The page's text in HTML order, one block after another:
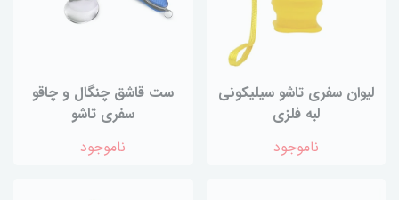
لیوان سفری تاشو سیلیکونی
لبه فلزی
ناموجود
ست قاشق چنگال و چاقو
سفری تاشو
ناموجود